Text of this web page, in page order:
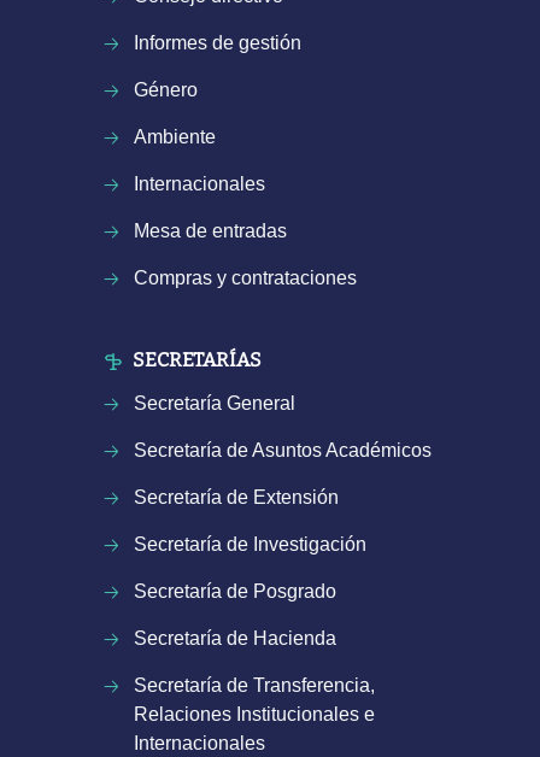
Informes de gestión
Género
Ambiente
Internacionales
Mesa de entradas
Compras y contrataciones
SECRETARÍAS
Secretaría General
Secretaría de Asuntos Académicos
Secretaría de Extensión
Secretaría de Investigación
Secretaría de Posgrado
Secretaría de Hacienda
Secretaría de Transferencia,
Relaciones Institucionales e
Internacionales